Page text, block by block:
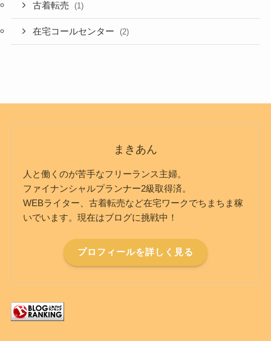
古着転売 (1)
在宅コールセンター (2)
まきあん
人と働くのが苦手なフリーランス主婦。
ファイナンシャルプランナー2級取得済。
WEBライター、古着転売など在宅ワークでちまちま稼
いでいます。現在はブログに挑戦中！
プロフィールを詳しく見る